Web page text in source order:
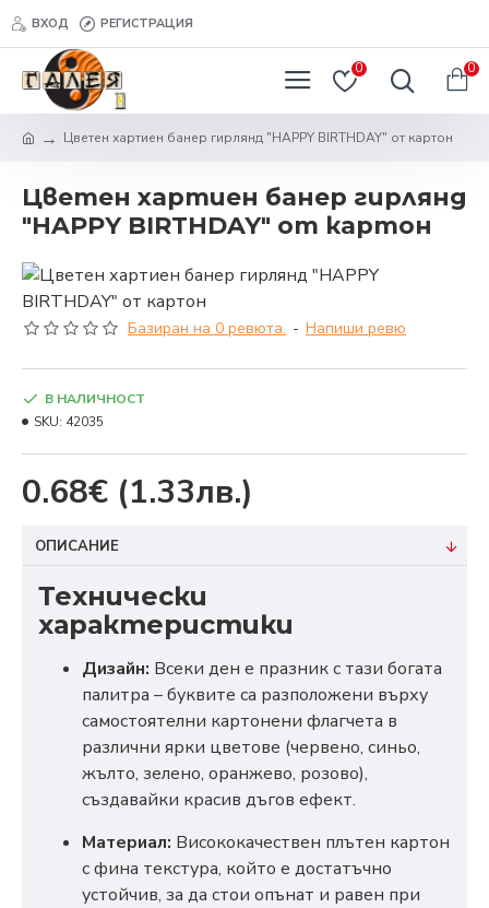
ВХОД РЕГИСТРАЦИЯ
0 0
Цветен хартиен банер гирлянд "HAPPY BIRTHDAY" от картон
Цветен хартиен банер гирлянд
"HAPPY BIRTHDAY" от картон
Базиран на 0 ревюта. - Напиши ревю
0.68€ (1.33лв.)
В НАЛИЧНОСТ
SKU: 42035
ОПИСАНИЕ
Технически
характеристики
Дизайн: Всеки ден е празник с тази богата
палитра – буквите са разположени върху
самостоятелни картонени флагчета в
различни ярки цветове (червено, синьо,
жълто, зелено, оранжево, розово),
създавайки красив дъгов ефект.
Материал: Висококачествен плътен картон
с фина текстура, който е достатъчно
устойчив, за да стои опънат и равен при